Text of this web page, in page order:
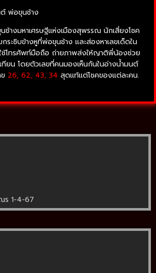
างมหาเศรษฐีแห่งเมืองสุพรรณ นักเสี่ยงโชค
ระซิบข้างหูที่พ่อขุนช้าง และส่องหาเลขเด็ดใน
โทรศัพท์มือถือ ถ่ายภาพส่งให้ญาติพี่น้องช่วย
ทียน โดยตัวเลขที่คนมองเห็นกันในอ่างน้ำมนต์
26, 62, 43, 34 สุดแท้แต่โชคของแต่ละคน.
ร 1-4-67